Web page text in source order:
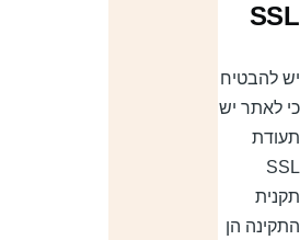
להבטיח
לאתר יש
הן